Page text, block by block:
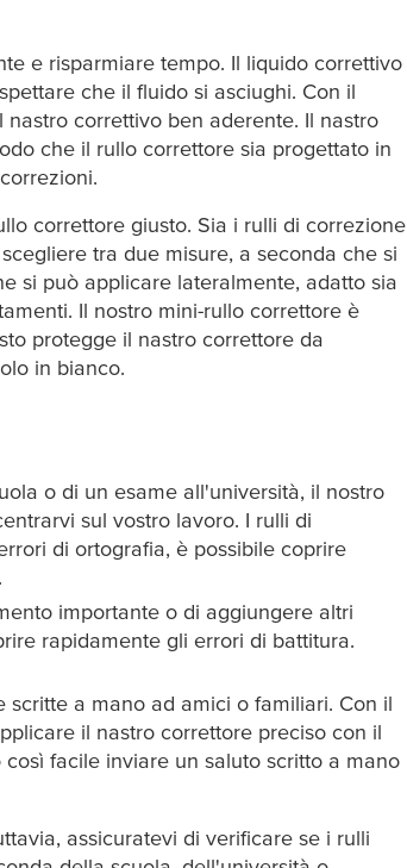
e risparmiare tempo. Il liquido correttivo
che il fluido si asciughi. Con il
correttivo ben aderente. Il nastro
che il rullo correttore sia progettato in
correttore giusto. Sia i rulli di correzione
tra due misure, a seconda che si
si può applicare lateralmente, adatto sia
Il nostro mini-rullo correttore è
protegge il nastro correttore da
in bianco.
o di un esame all'università, il nostro
sul vostro lavoro. I rulli di
di ortografia, è possibile coprire
importante o di aggiungere altri
rapidamente gli errori di battitura.
a mano ad amici o familiari. Con il
il nastro correttore preciso con il
facile inviare un saluto scritto a mano
assicuratevi di verificare se i rulli